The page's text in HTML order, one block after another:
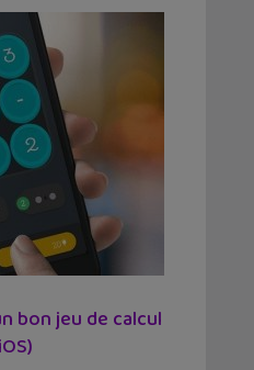
bon jeu de calcul